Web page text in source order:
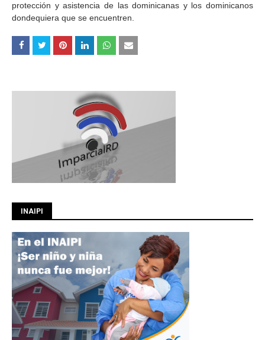
protección y asistencia de las dominicanas y los dominicanos
dondequiera que se encuentren.
INAIPI